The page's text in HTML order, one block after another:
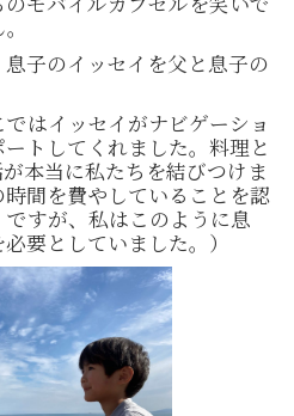
子のイッセイを父と息子の
はイッセイがナビゲーショ
トしてくれました。料理と
本当に私たちを結びつけま
間を費やしていることを認
すが、私はこのように息
要としていました。）